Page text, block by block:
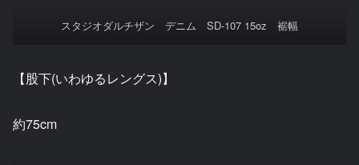
スタジオダルチザン デニム SD-107 15oz 裾幅
【股下(いわゆるレングス)】
約75cm